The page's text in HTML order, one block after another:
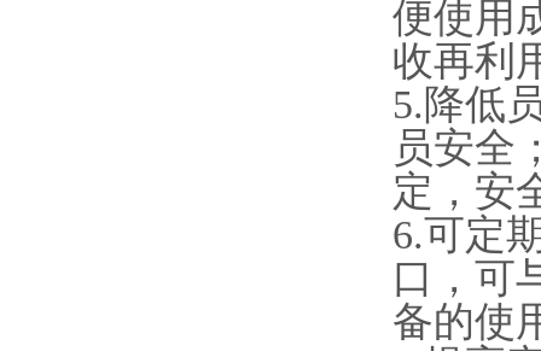
便使用
收再利
5.降低
员安全
定，安
6.可定
口，可
备的使